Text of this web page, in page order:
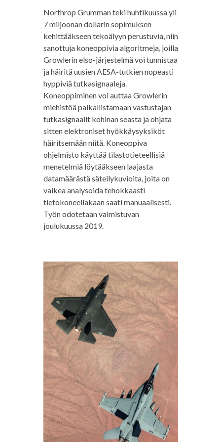
Northrop Grumman teki huhtikuussa yli
7 miljoonan dollarin sopimuksen
kehittääkseen tekoälyyn perustuvia, niin
sanottuja koneoppivia algoritmeja, joilla
Growlerin elso-järjestelmä voi tunnistaa
ja häiritä uusien AESA-tutkien nopeasti
hyppiviä tutkasignaaleja.
Koneoppiminen voi auttaa Growlerin
miehistöä paikallistamaan vastustajan
tutkasignaalit kohinan seasta ja ohjata
sitten elektroniset hyökkäysyksiköt
häiritsemään niitä. Koneoppiva
ohjelmisto käyttää tilastotieteellisiä
menetelmiä löytääkseen laajasta
datamäärästä säteilykuvioita, joita on
vaikea analysoida tehokkaasti
tietokoneellakaan saati manuaalisesti.
Työn odotetaan valmistuvan
joulukuussa 2019.